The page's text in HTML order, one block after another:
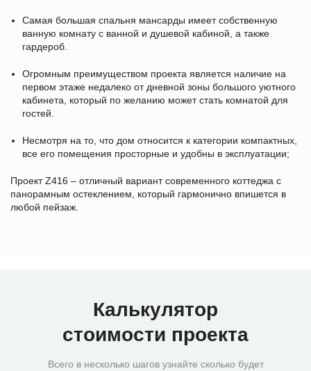
Самая большая спальня мансарды имеет собственную
ванную комнату с ванной и душевой кабиной, а также
гардероб.
Огромным преимуществом проекта является наличие на
первом этаже недалеко от дневной зоны большого уютного
кабинета, который по желанию может стать комнатой для
гостей.
Несмотря на то, что дом относится к категории компактных,
все его помещения просторные и удобны в эксплуатации;
Проект Z416 – отличный вариант современного коттеджа с
панорамным остеклением, который гармонично впишется в
любой пейзаж.
Калькулятор
стоимости проекта
Всего в несколько шагов узнайте сколько будет